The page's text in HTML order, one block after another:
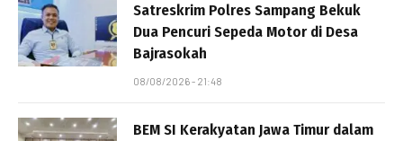
Satreskrim Polres Sampang Bekuk
Dua Pencuri Sepeda Motor di Desa
Bajrasokah
08/08/2026 - 21:48
BEM SI Kerakyatan Jawa Timur dalam